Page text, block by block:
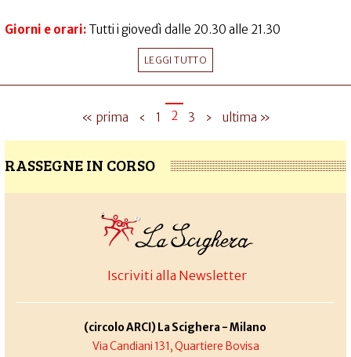
Giorni e orari: Tutti i giovedì dalle 20.30 alle 21.30
LEGGI TUTTO
« prima ‹ 1 2 3 › ultima »
RASSEGNE IN CORSO
Iscriviti alla Newsletter
(circolo ARCI) La Scighera - Milano
Via Candiani 131, Quartiere Bovisa